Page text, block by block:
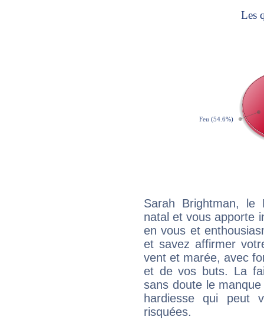
Sarah Brightman, le
natal et vous apporte
en vous et
et savez affirmer
vent et marée, avec
et de vos buts. La
sans doute le
hardiesse qui peut
risquées.